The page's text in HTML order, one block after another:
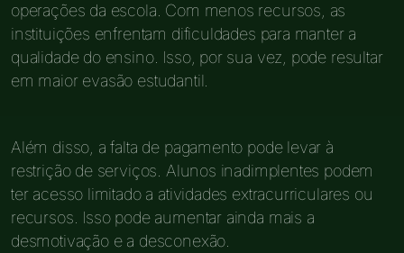
operações da escola. Com menos recursos, as
instituições enfrentam dificuldades para manter a
qualidade do ensino. Isso, por sua vez, pode resultar
em maior evasão estudantil.
Além disso, a falta de pagamento pode levar à
restrição de serviços. Alunos inadimplentes podem
ter acesso limitado a atividades extracurriculares ou
recursos. Isso pode aumentar ainda mais a
desmotivação e a desconexão.